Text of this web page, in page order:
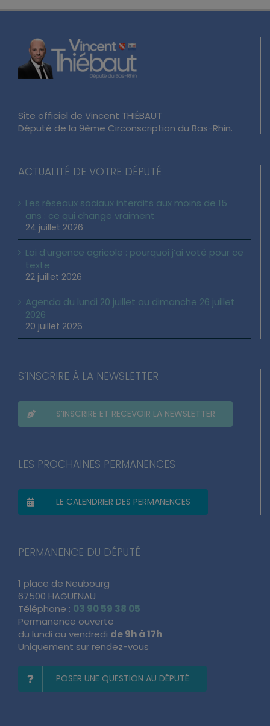
Site officiel de Vincent THIÉBAUT
Les réseaux sociaux interdits aux moins de 15
ans : ce qui change vraiment
24 juillet 2026
Loi d’urgence agricole : pourquoi j’ai voté pour ce
texte
22 juillet 2026
Agenda du lundi 20 juillet au dimanche 26 juillet
2026
20 juillet 2026
S’INSCRIRE ET RECEVOIR LA NEWSLETTER
LE CALENDRIER DES PERMANENCES
1 place de Neubourg
67500 HAGUENAU
Téléphone :03 90 59 38 05
Permanence ouverte
du lundi au vendredide 9h à 17h
POSER UNE QUESTION AU DÉPUTÉ